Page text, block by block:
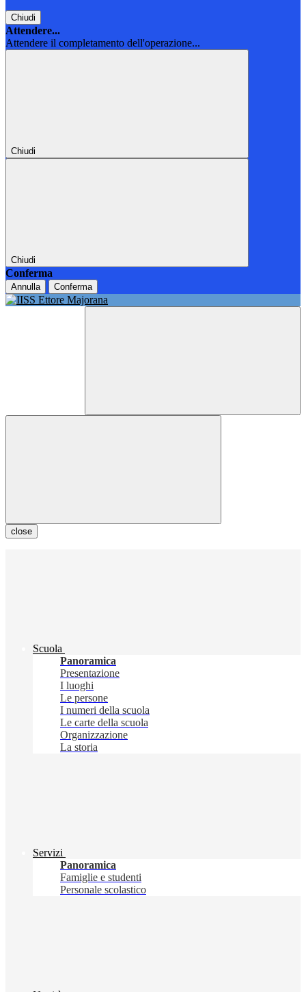
Chiudi
Attendere...
Attendere il completamento dell'operazione...
Chiudi
Chiudi
Conferma
Annulla Conferma
close
Scuola
Panoramica
Presentazione
I luoghi
Le persone
I numeri della scuola
Le carte della scuola
Organizzazione
La storia
Servizi
Panoramica
Famiglie e studenti
Personale scolastico